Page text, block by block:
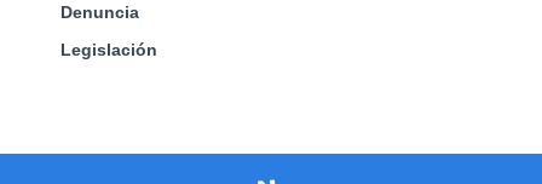
Denuncia
Legislación